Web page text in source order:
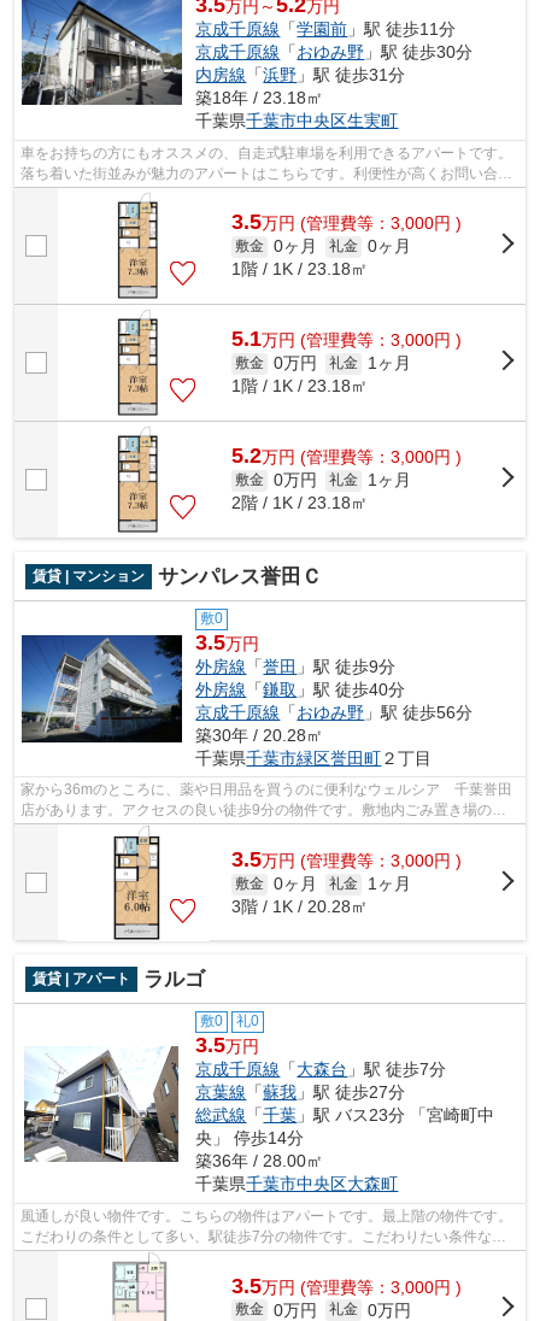
万円～
万円
京成千原線 「学園前 」駅 徒歩11分
京成千原線 「おゆみ野 」駅 徒歩30分
内房線 「浜野 」駅 徒歩31分
築18年 / 23.18㎡
千葉県千葉市中央区生実町
車をお持ちの方にもオススメの、自走式駐車場を利用できるアパートです。
落ち着いた街並みが魅力のアパートはこちらです。利便性が高くお問い合わ
せの多い敷地内ゴミ置き場です。光回...
3.5万円 (管理費等：3,000円 )
敷金 0ヶ月 礼金 0ヶ月
1階 / 1K / 23.18㎡
5.1万円 (管理費等：3,000円 )
敷金 0万円 礼金
1ヶ月
1階 / 1K / 23.18㎡
5.2万円 (管理費等：3,000円 )
敷金 0万円 礼金
1ヶ月
2階 / 1K / 23.18㎡
賃貸 | マンション サンパレス誉田Ｃ
敷0
3.5万円
外房線 「誉田 」駅 徒歩9分
外房線 「鎌取 」駅 徒歩40分
京成千原線 「おゆみ野 」駅 徒歩56分
築30年 / 20.28㎡
千葉県千葉市緑区誉田町２丁目
家から36mのところに、薬や日用品を買うのに便利なウェルシア 千葉誉田
店があります。アクセスの良い徒歩9分の物件です。敷地内ごみ置き場のあ
る物件なので、ゴミ出しが楽です。今や...
3.5万円 (管理費等：3,000円 )
敷金 0ヶ月 礼金
1ヶ月
3階 / 1K / 20.28㎡
賃貸 | アパート ラルゴ
敷0 礼0
3.5万円
京成千原線 「大森台 」駅 徒歩7分
京葉線 「蘇我 」駅 徒歩27分
総武線 「千葉 」駅 バス23分 「宮崎町中
央」 停歩14分
築36年 / 28.00㎡
千葉県千葉市中央区大森町
風通しが良い物件です。こちらの物件はアパートです。最上階の物件です。
こだわりの条件として多い、駅徒歩7分の物件です。こだわりたい条件など
があれば、043-300-0080から株式会社ネ...
3.5万円 (管理費等：3,000円 )
敷金 0万円 礼金 0万円